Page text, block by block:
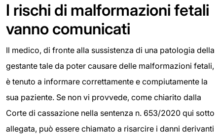
I rischi di malformazioni fetali
vanno comunicati
Il medico, di fronte alla sussistenza di una patologia della
gestante tale da poter causare delle malformazioni fetali,
è tenuto a informare correttamente e compiutamente la
sua paziente. Se non vi provvede, come chiarito dalla
Corte di cassazione nella sentenza n. 653/2020 qui sotto
allegata, può essere chiamato a risarcire i danni derivanti